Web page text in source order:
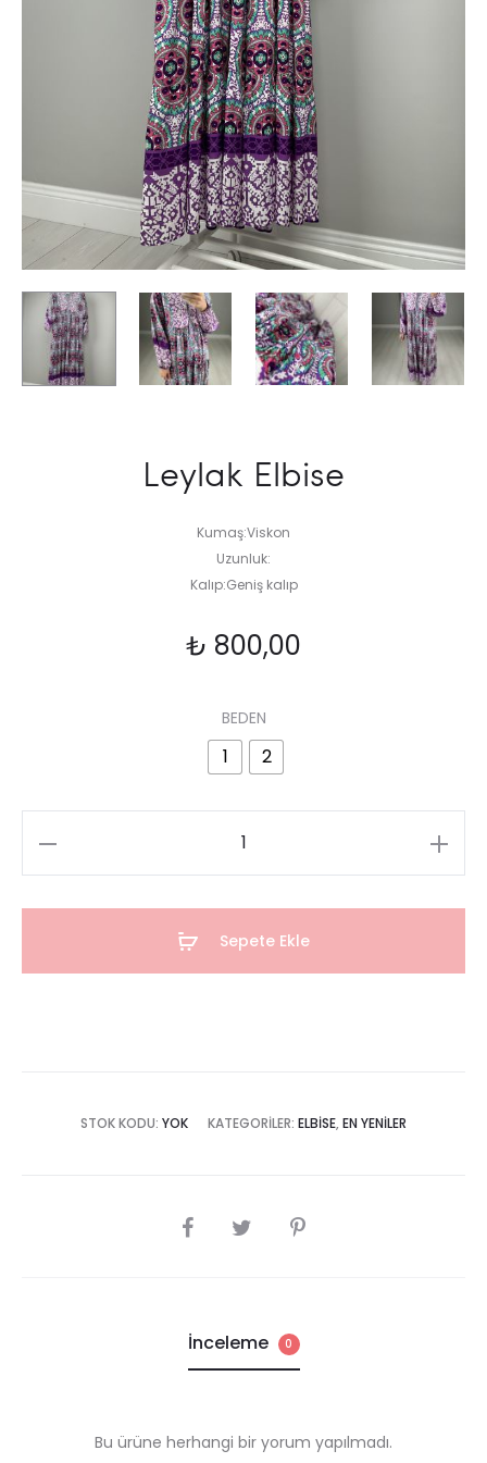
Leylak Elbise
Kumaş:Viskon
Uzunluk:
Kalıp:Geniş kalıp
₺ 800,00
BEDEN
1 2
Sepete Ekle
STOK KODU: YOK KATEGORILER: ELBISE, EN YENILER
SHARE
İnceleme 0
Bu ürüne herhangi bir yorum yapılmadı.